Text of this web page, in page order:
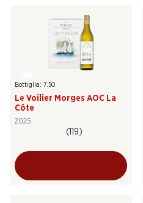
Bottiglia: 7.50
Le Voilier Morges AOC La
Côte
2025
(119)